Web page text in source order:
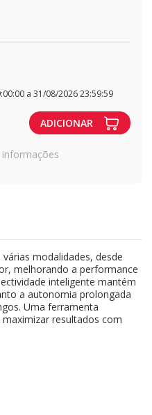
a 31/08/2026 23:59:59
ADICIONAR
informações
modalidades, desde
melhorando a performance
inteligente mantém
a autonomia prolongada
Uma ferramenta
resultados com